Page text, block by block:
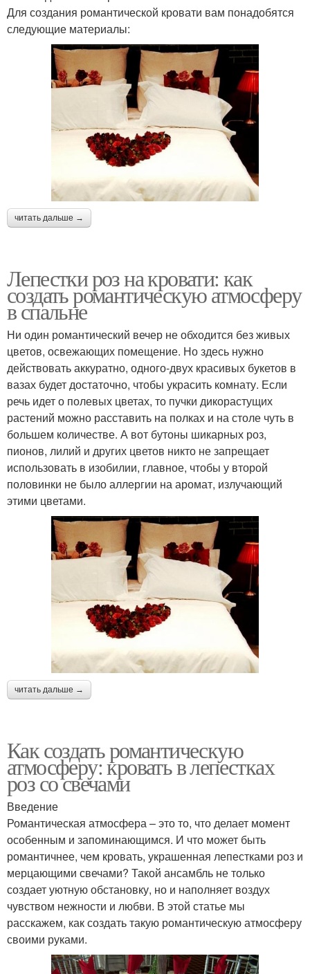
Для создания романтической кровати вам понадобятся
следующие материалы:
читать дальше →
Лепестки роз на кровати: как
создать романтическую атмосферу
в спальне
Ни один романтический вечер не обходится без живых
цветов, освежающих помещение. Но здесь нужно
действовать аккуратно, одного-двух красивых букетов в
вазах будет достаточно, чтобы украсить комнату. Если
речь идет о полевых цветах, то пучки дикорастущих
растений можно расставить на полках и на столе чуть в
большем количестве. А вот бутоны шикарных роз,
пионов, лилий и других цветов никто не запрещает
использовать в изобилии, главное, чтобы у второй
половинки не было аллергии на аромат, излучающий
этими цветами.
читать дальше →
Как создать романтическую
атмосферу: кровать в лепестках
роз со свечами
Введение
Романтическая атмосфера – это то, что делает момент
особенным и запоминающимся. И что может быть
романтичнее, чем кровать, украшенная лепестками роз и
мерцающими свечами? Такой ансамбль не только
создает уютную обстановку, но и наполняет воздух
чувством нежности и любви. В этой статье мы
расскажем, как создать такую романтическую атмосферу
своими руками.